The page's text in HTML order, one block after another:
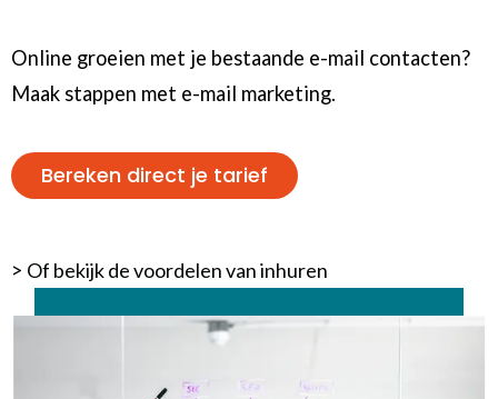
Online groeien met je bestaande e-mail contacten?
Maak stappen met e-mail marketing.
Bereken direct je tarief
> Of bekijk de voordelen van inhuren